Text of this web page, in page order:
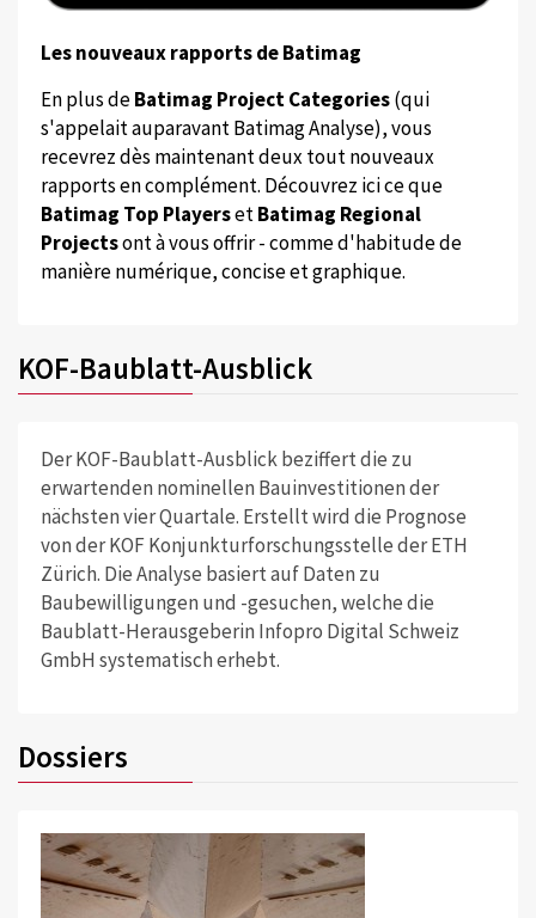
Les nouveaux rapports de Batimag
En plus deBatimag Project Categories(qui
s'appelait auparavant Batimag Analyse), vous
recevrez dès maintenant deux tout nouveaux
rapports en complément. Découvrez ici ce que
Batimag Top PlayersetBatimag Regional
Projectsont à vous offrir - comme d'habitude de
manière numérique, concise et graphique.
KOF-Baublatt-Ausblick
Der KOF-Baublatt-Ausblick beziffert die zu
erwartenden nominellen Bauinvestitionen der
nächsten vier Quartale. Erstellt wird die Prognose
von der KOF Konjunkturforschungsstelle der ETH
Zürich. Die Analyse basiert auf Daten zu
Baubewilligungen und -gesuchen, welche die
Baublatt-Herausgeberin Infopro Digital Schweiz
GmbH systematisch erhebt.
Dossiers